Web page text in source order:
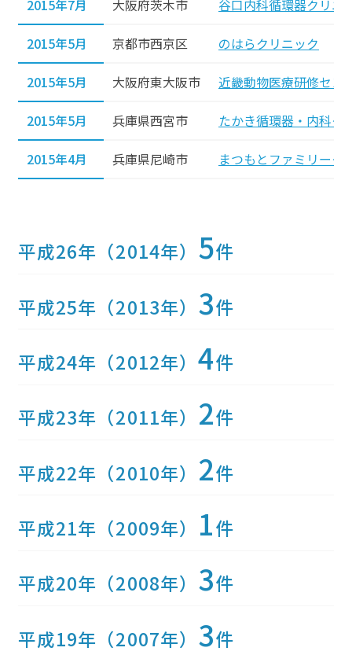
2015年7月 大阪府茨木市 谷口内科循環器クリニ
2015年5月 京都市西京区 のはらクリニック
2015年5月 大阪府東大阪市 近畿動物医療研修セン
2015年5月 兵庫県西宮市 たかき循環器・内科ク
2015年4月 兵庫県尼崎市 まつもとファミリーク
平成26年（2014年） 5件
平成25年（2013年） 3件
平成24年（2012年）4件
平成23年（2011年） 2件
平成22年（2010年） 2件
平成21年（2009年） 1件
平成20年（2008年） 3件
平成19年（2007年） 3件